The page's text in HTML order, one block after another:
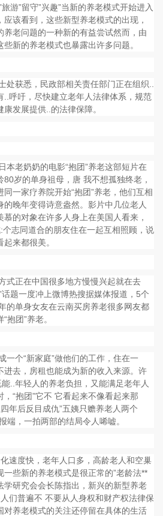
游”留守”兴趣”当新的养老模式开始进入
该看到，这些新型养老模式的出现，
养老问题的一种新的有益尝试然而，由
新的养老模式也暴露出许多问题。
处获悉，民政部相关责任部门正在组织..
..呼吁，尽快建立老年人法律体系，规范
发展提供..的法律保障。
本老奶奶的电影“抱团”养老这部短片在
岁的单身祖母，唐 我不想孤独终老，
一家疗养院开始“抱团”养老，他们互相
晚年变得诗意盎然。影片中几位老人
的对象在许多人身上在美国人看来，
志同道合的朋友住在一起互相照顾，说
来都很美。
式正在中国很多地方慢慢兴起就在去
题一度冲上微博热搜据媒体报道，5个
的单身女友在云南买房养老很多网友都
抱团”养老。
一个“新家庭”做他们的工作，住在一
进去，房租也能成为新的收入来源。许
..年轻人的养老负担，又能满足老年人
“抱团”它不 它看起来不像看起来那
年后反目成仇”五姨只赡养老人两个
端，一拍两部的结局令人唏嘘。
速度快，老年人口多，高龄老人和空巢
些新的养老模式是很正常的”老龄法**
学研究会会长陈指出，新兴的新型养老
们普遍不 不要从人身权和财产权法律保
对养老模式的关注还停留在具体的生活